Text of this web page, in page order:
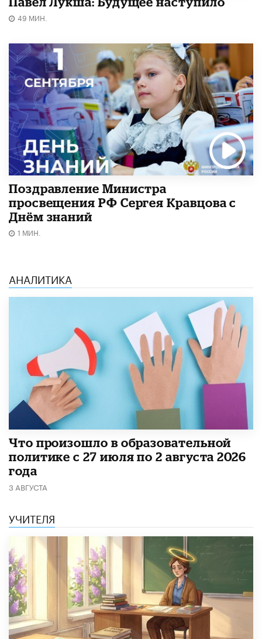
49 МИН.
Поздравление Министра
просвещения РФ Сергея Кравцова с
Днём знаний
1 МИН.
АНАЛИТИКА
​Что произошло в образовательной
политике с 27 июля по 2 августа 2026
года
3 АВГУСТА
УЧИТЕЛЯ